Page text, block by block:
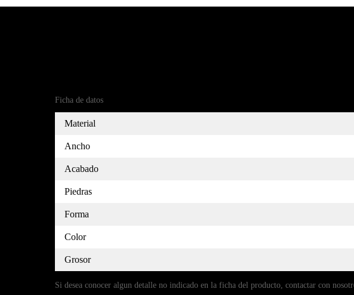
Ficha de datos
Material
Ancho
Acabado
Piedras
Forma
Color
Grosor
Si desea conocer algun detalle no indicado en la ficha del producto, contactar con